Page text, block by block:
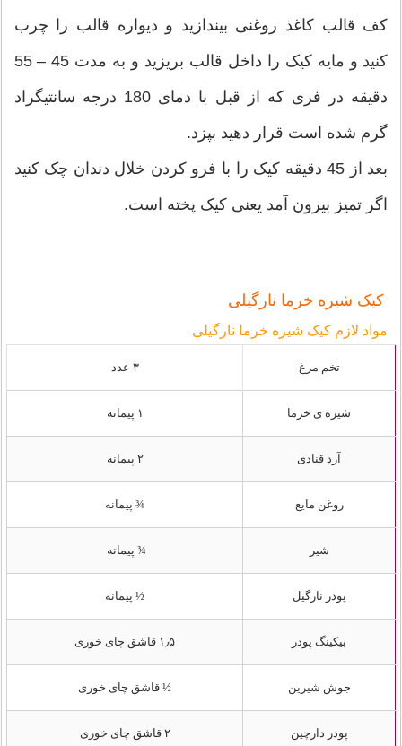
کف قالب کاغذ روغنی بیندازید و دیواره قالب را چرب
کنید و مایه کیک را داخل قالب بریزید و به مدت 45 – 55
دقیقه در فری که از قبل با دمای 180 درجه سانتیگراد
گرم شده است قرار دهید بپزد.
بعد از 45 دقیقه کیک را با فرو کردن خلال دندان چک کنید
اگر تمیز بیرون آمد یعنی کیک پخته است.
کیک شیره خرما نارگیلی
مواد لازم کیک شیره خرما نارگیلی
تخم مرغ ۳ عدد
شیره ی خرما ۱ پیمانه
آرد قنادی ۲ پیمانه
روغن مایع ¾ پیمانه
شیر ¾ پیمانه
پودر نارگیل ½ پیمانه
بیکینگ پودر ۱٫۵ قاشق چای خوری
جوش شیرین ½ قاشق چای خوری
پودر دارچین ۲ قاشق چای خوری